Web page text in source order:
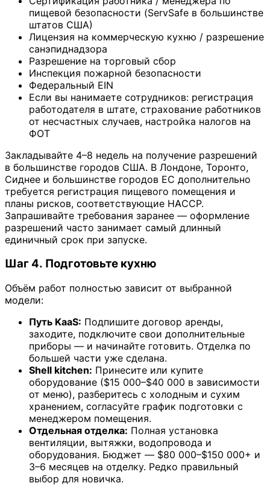
пищевой безопасности (ServSafe в большинстве
штатов США)
Лицензия на коммерческую кухню / разрешение
санэпиднадзора
Разрешение на торговый сбор
Инспекция пожарной безопасности
Федеральный EIN
Если вы нанимаете сотрудников: регистрация
работодателя в штате, страхование работников
от несчастных случаев, настройка налогов на
ФОТ
Закладывайте 4–8 недель на получение разрешений
в большинстве городов США. В Лондоне, Торонто,
Сиднее и большинстве городов ЕС дополнительно
требуется регистрация пищевого помещения и
планы рисков, соответствующие HACCP.
Запрашивайте требования заранее — оформление
разрешений часто занимает самый длинный
единичный срок при запуске.
Шаг 4. Подготовьте кухню
Объём работ полностью зависит от выбранной
модели:
Путь KaaS: Подпишите договор аренды,
заходите, подключите свои дополнительные
приборы — и начинайте готовить. Отделка по
большей части уже сделана.
Shell kitchen: Принесите или купите
оборудование ($15 000–$40 000 в зависимости
от меню), разберитесь с холодным и сухим
хранением, согласуйте график подготовки с
менеджером помещения.
Отдельная отделка: Полная установка
вентиляции, вытяжки, водопровода и
оборудования. Бюджет — $80 000–$150 000+ и
3–6 месяцев на отделку. Редко правильный
выбор для новичка.